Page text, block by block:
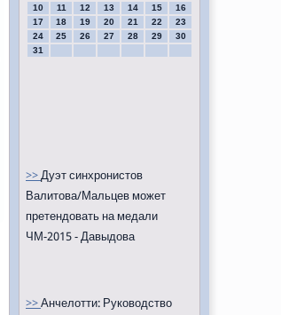
10
11 12 13 14 15
16
17
18 19 20 21 22
23
24
25 26 27 28 29
30
31
>>Дуэт синхронистов
Валитова/Мальцев может
претендовать на медали
ЧМ-2015 - Давыдова
>>Анчелотти: Руководство